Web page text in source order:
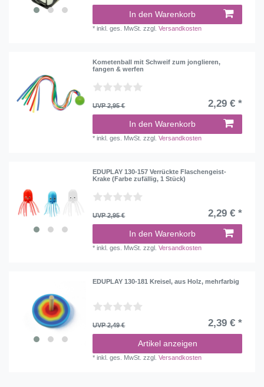
In den Warenkorb
*inkl. ges. MwSt. zzgl.Versandkosten
Kometenball mit Schweif zum jonglieren,
fangen & werfen
UVP 2,95 € 2,29 € *
In den Warenkorb
*inkl. ges. MwSt. zzgl.Versandkosten
EDUPLAY 130-157 Verrückte Flaschengeist-
Krake (Farbe zufällig, 1 Stück)
UVP 2,95 € 2,29 € *
In den Warenkorb
*inkl. ges. MwSt. zzgl.Versandkosten
EDUPLAY 130-181 Kreisel, aus Holz, mehrfarbig
UVP 2,49 € 2,39 € *
Artikel anzeigen
*inkl. ges. MwSt. zzgl.Versandkosten